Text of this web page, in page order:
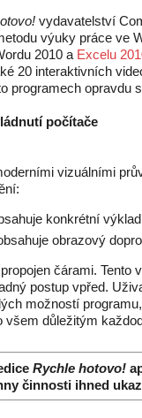
vydavatelství
výuky práce ve
2010 a Excelu
20 interaktivních
programech opravdu
počítače
vizuálními
konkrétní výklad
obrazový
čárami. Tento
postup vpřed.
možností
všem důležitým
Rychle hotovo!
činnosti ihned